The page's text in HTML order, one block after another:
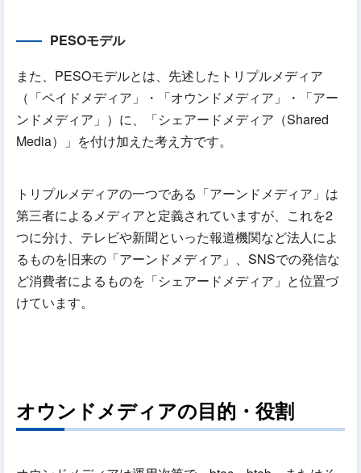
PESOモデル
また、PESOモデルとは、先述したトリプルメディア
（「ペイドメディア」・「オウンドメディア」・「アー
ンドメディア」）に、「シェアードメディア（Shared
Media）」を付け加えた考え方です。
トリプルメディアの一つである「アーンドメディア」は
第三者によるメディアと定義されていますが、これを2
つに分け、テレビや新聞といった報道機関など法人によ
るものを旧来の「アーンドメディア」、SNSでの発信な
ど消費者によるものを「シェアードメディア」と位置づ
けています。
オウンドメディアの目的・役割